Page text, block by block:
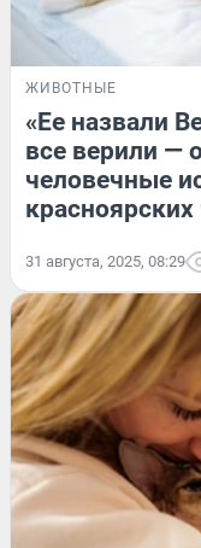
ЖИВОТНЫЕ
«Ее назвали
все верили —
человечные
красноярских
31 августа, 2025, 08:29